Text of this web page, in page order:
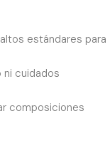
estándares para
ni cuidados
composiciones